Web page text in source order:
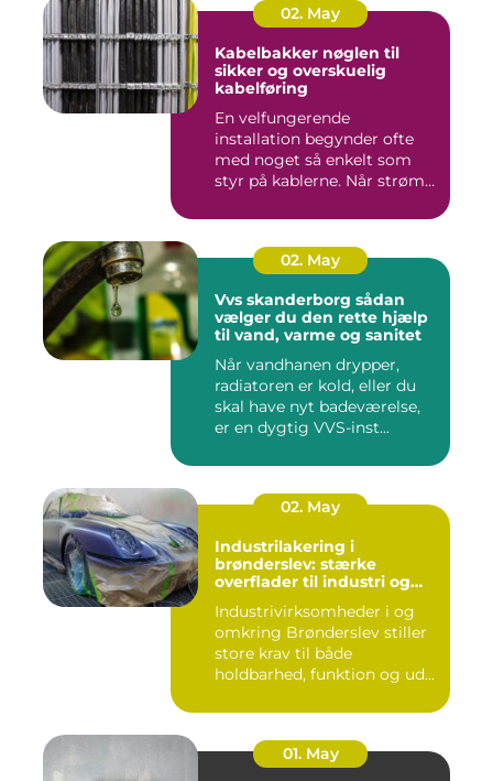
02. May
Kabelbakker nøglen til
sikker og overskuelig
kabelføring
En velfungerende
installation begynder ofte
med noget så enkelt som
styr på kablerne. Når strøm-,
02. May
Vvs skanderborg sådan
vælger du den rette hjælp
til vand, varme og sanitet
Når vandhanen drypper,
radiatoren er kold, eller du
skal have nyt badeværelse,
er en dygtig VVS-inst...
02. May
Industrilakering i
brønderslev: stærke
overflader til industri og
Industrivirksomheder i og
omkring Brønderslev stiller
store krav til både
holdbarhed, funktion og ud...
01. May